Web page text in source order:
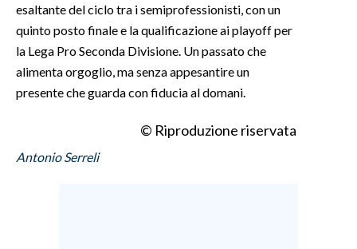
esaltante del ciclo tra i semiprofessionisti, con un
quinto posto finale e la qualificazione ai playoff per
la Lega Pro Seconda Divisione. Un passato che
alimenta orgoglio, ma senza appesantire un
presente che guarda con fiducia al domani.
© Riproduzione riservata
Antonio Serreli